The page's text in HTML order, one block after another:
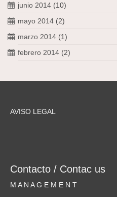
junio 2014 (10)
mayo 2014 (2)
marzo 2014 (1)
febrero 2014 (2)
AVISO LEGAL
Contacto / Contac us
M A N A G E M E N T